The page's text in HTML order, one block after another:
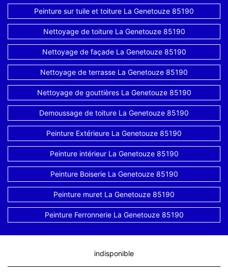
Peinture sur tuile et toiture La Genetouze 85190
Nettoyage de toiture La Genetouze 85190
Nettoyage de façade La Genetouze 85190
Nettoyage de terrasse La Genetouze 85190
Nettoyage de gouttières La Genetouze 85190
Demoussage de toiture La Genetouze 85190
Peinture Extérieure La Genetouze 85190
Peinture intérieur La Genetouze 85190
Peinture Boiserie La Genetouze 85190
Peinture muret La Genetouze 85190
Peinture Ferronnerie La Genetouze 85190
indisponible